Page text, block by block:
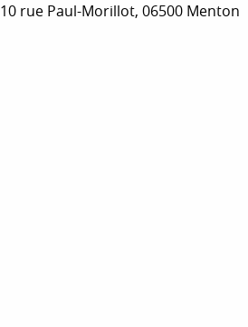
10 rue Paul-Morillot, 06500 Menton